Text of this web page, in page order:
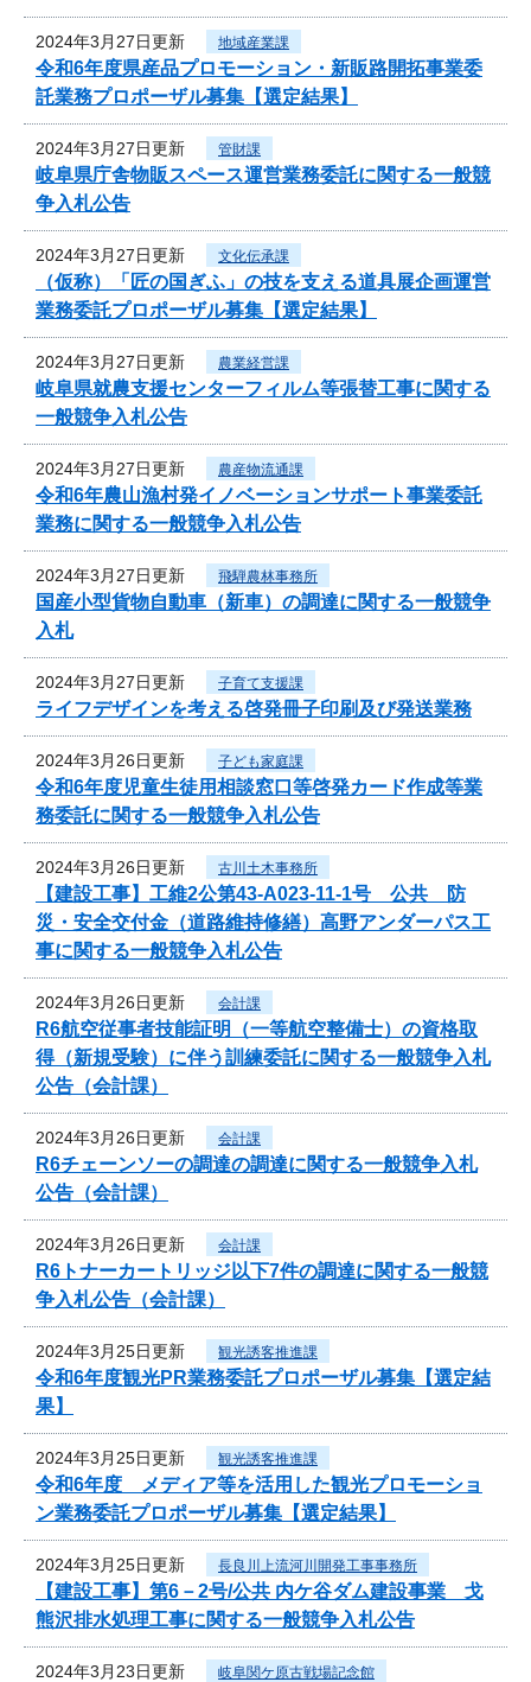
2024年3月27日更新 地域産業課
令和6年度県産品プロモーション・新販路開拓事業委
託業務プロポーザル募集【選定結果】
2024年3月27日更新 管財課
岐阜県庁舎物販スペース運営業務委託に関する一般競
争入札公告
2024年3月27日更新 文化伝承課
（仮称）「匠の国ぎふ」の技を支える道具展企画運営
業務委託プロポーザル募集【選定結果】
2024年3月27日更新 農業経営課
岐阜県就農支援センターフィルム等張替工事に関する
一般競争入札公告
2024年3月27日更新 農産物流通課
令和6年農山漁村発イノベーションサポート事業委託
業務に関する一般競争入札公告
2024年3月27日更新 飛騨農林事務所
国産小型貨物自動車（新車）の調達に関する一般競争
入札
2024年3月27日更新 子育て支援課
ライフデザインを考える啓発冊子印刷及び発送業務
2024年3月26日更新 子ども家庭課
令和6年度児童生徒用相談窓口等啓発カード作成等業
務委託に関する一般競争入札公告
2024年3月26日更新 古川土木事務所
【建設工事】工維2公第43-A023-11-1号 公共 防
災・安全交付金（道路維持修繕）高野アンダーパス工
事に関する一般競争入札公告
2024年3月26日更新 会計課
R6航空従事者技能証明（一等航空整備士）の資格取
得（新規受験）に伴う訓練委託に関する一般競争入札
公告（会計課）
2024年3月26日更新 会計課
R6チェーンソーの調達の調達に関する一般競争入札
公告（会計課）
2024年3月26日更新 会計課
R6トナーカートリッジ以下7件の調達に関する一般競
争入札公告（会計課）
2024年3月25日更新 観光誘客推進課
令和6年度観光PR業務委託プロポーザル募集【選定結
果】
2024年3月25日更新 観光誘客推進課
令和6年度 メディア等を活用した観光プロモーショ
ン業務委託プロポーザル募集【選定結果】
2024年3月25日更新 長良川上流河川開発工事事務所
【建設工事】第6－2号/公共 内ケ谷ダム建設事業 戈
熊沢排水処理工事に関する一般競争入札公告
2024年3月23日更新 岐阜関ケ原古戦場記念館